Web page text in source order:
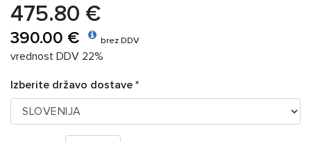
475.80 €
390.00 € brez DDV
vrednost DDV 22%
Izberite državo dostave *